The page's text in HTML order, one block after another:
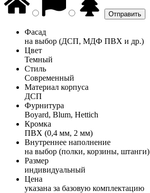
Фасад
на выбор (ДСП, МДФ ПВХ и др.)
Цвет
Темный
Стиль
Современный
Материал корпуса
ДСП
Фурнитура
Boyard, Blum, Hettich
Кромка
ПВХ (0,4 мм, 2 мм)
Внутреннее наполнение
на выбор (полки, корзины, штанги)
Размер
индивидуальный
Цена
указана за базовую комплектацию